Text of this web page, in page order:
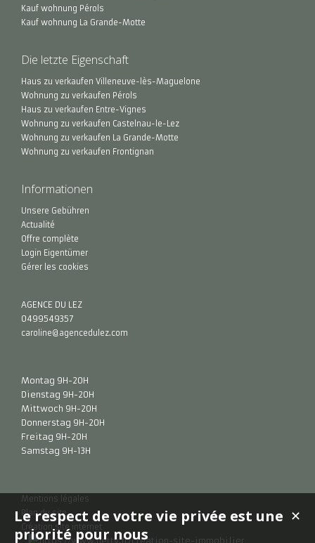
Kauf wohnung Pérols
Kauf wohnung La Grande-Motte
Die letzte Eigenschaft
Haus zu verkaufen Villeneuve-lès-Maguelone
Wohnung zu verkaufen Pérols
Haus zu verkaufen Entre-Vignes
Wohnung zu verkaufen Castelnau-le-Lez
Wohnung zu verkaufen La Grande-Motte
Wohnung zu verkaufen Frontignan
Informationen
Unsere Gebühren
Actualité
Offre complète
Login Eigentümer
Gérer les cookies
AGENCE DU LEZ
0499549357
caroline@agencedulez.com
Montag 9H-20H
Dienstag 9H-20H
Mittwoch 9H-20H
Donnerstag 9H-20H
Freitag 9H-20H
Samstag 9H-13H
Mentions légales
Plan du site
Création site internet
✕
Le respect de votre vie privée est une
priorité pour nous